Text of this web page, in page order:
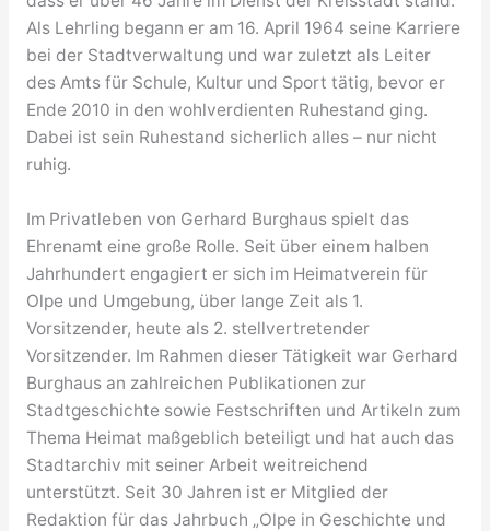
Als Lehrling begann er am 16. April 1964 seine Karriere
bei der Stadtverwaltung und war zuletzt als Leiter
des Amts für Schule, Kultur und Sport tätig, bevor er
Ende 2010 in den wohlverdienten Ruhestand ging.
Dabei ist sein Ruhestand sicherlich alles – nur nicht
ruhig.
Im Privatleben von Gerhard Burghaus spielt das
Ehrenamt eine große Rolle. Seit über einem halben
Jahrhundert engagiert er sich im Heimatverein für
Olpe und Umgebung, über lange Zeit als 1.
Vorsitzender, heute als 2. stellvertretender
Vorsitzender. Im Rahmen dieser Tätigkeit war Gerhard
Burghaus an zahlreichen Publikationen zur
Stadtgeschichte sowie Festschriften und Artikeln zum
Thema Heimat maßgeblich beteiligt und hat auch das
Stadtarchiv mit seiner Arbeit weitreichend
unterstützt. Seit 30 Jahren ist er Mitglied der
Redaktion für das Jahrbuch „Olpe in Geschichte und